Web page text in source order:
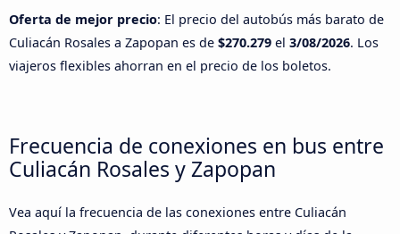
Oferta de mejor precio: El precio del autobús más barato de
Culiacán Rosales a Zapopan es de $270.279 el 3/08/2026. Los
viajeros flexibles ahorran en el precio de los boletos.
Frecuencia de conexiones en bus entre
Culiacán Rosales y Zapopan
Vea aquí la frecuencia de las conexiones entre Culiacán